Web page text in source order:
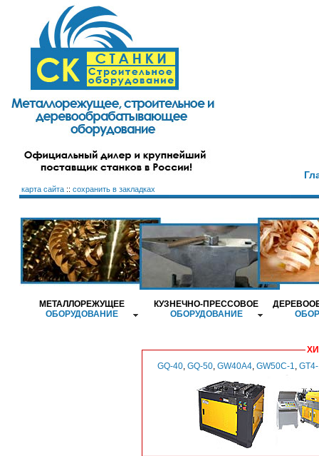
карта сайта :: сохранить в закладках
МЕТАЛЛОРЕЖУЩЕЕ
ОБОРУДОВАНИЕ
КУЗНЕЧНО-ПРЕССОВОЕ
ОБОРУДОВАНИЕ
GQ-40, GQ-50, GW40A4, GW50C-1,